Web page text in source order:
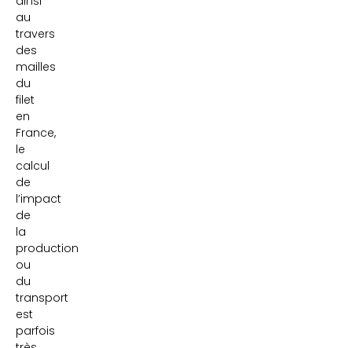
au
travers
des
mailles
du
filet
en
France,
le
calcul
de
l’impact
de
la
production
ou
du
transport
est
parfois